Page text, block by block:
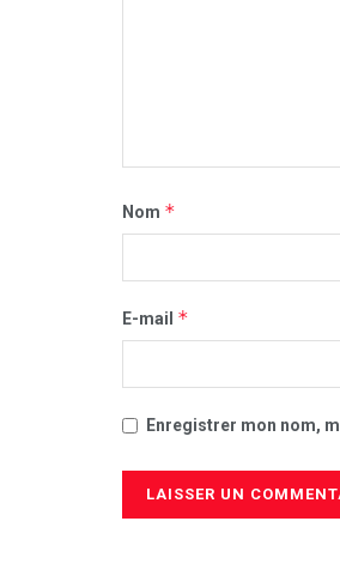
Nom *
E-mail *
Enregistrer mon nom,